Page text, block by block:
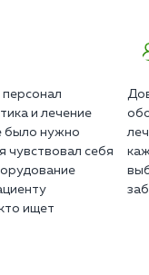
и лечение
было нужно
чувствовал себя
ищет